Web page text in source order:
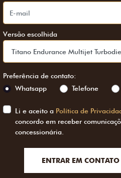
Versão escolhida
Preferência de contato:
Whatsapp
Telefone
Li e aceito a Política de
concordo em receber
concessionária.
ENTRAR EM CONTATO